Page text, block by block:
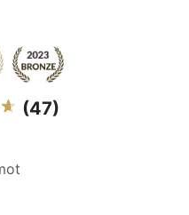
(47)